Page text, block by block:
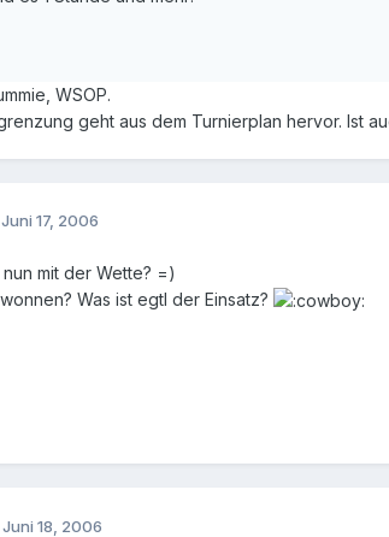
WSOP.
geht aus dem Turnierplan hervor. Ist
Juni 17, 2006
mit der Wette? =)
Was ist egtl der Einsatz?
Juni 18, 2006